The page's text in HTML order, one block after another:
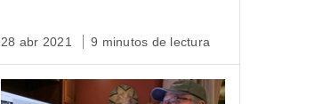
28 abr 2021 9 minutos de lectura